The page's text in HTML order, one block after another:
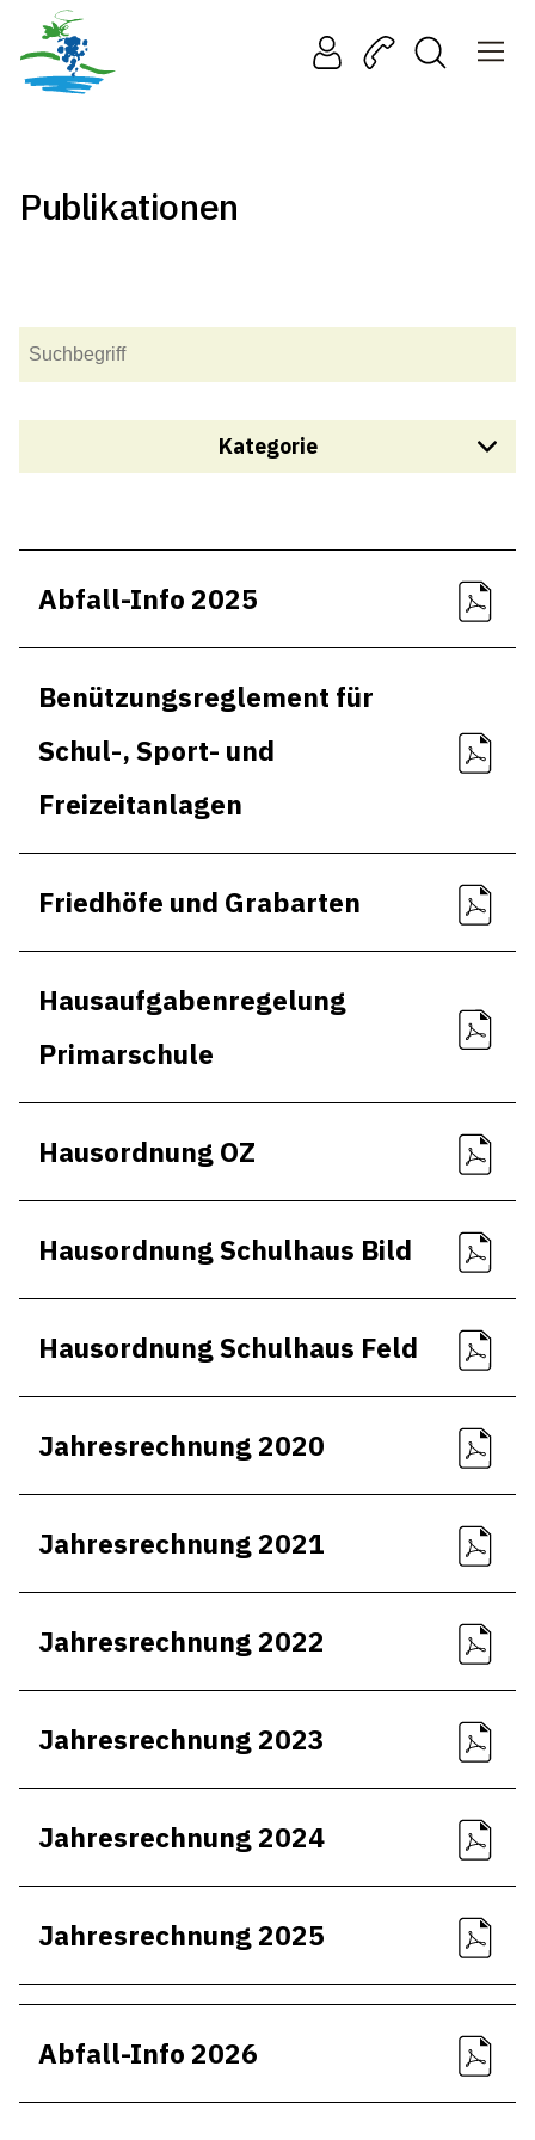
Publikationen
Kategorie
Jahresrechnung
Abfall-Info 2025
Benützungsreglement für
Schul-, Sport- und
Freizeitanlagen
Friedhöfe und Grabarten
Hausaufgabenregelung
Primarschule
Hausordnung OZ
Hausordnung Schulhaus Bild
Hausordnung Schulhaus Feld
Jahresrechnung 2020
Jahresrechnung 2021
Jahresrechnung 2022
Jahresrechnung 2023
Jahresrechnung 2024
Jahresrechnung 2025
Abfall-Info 2026